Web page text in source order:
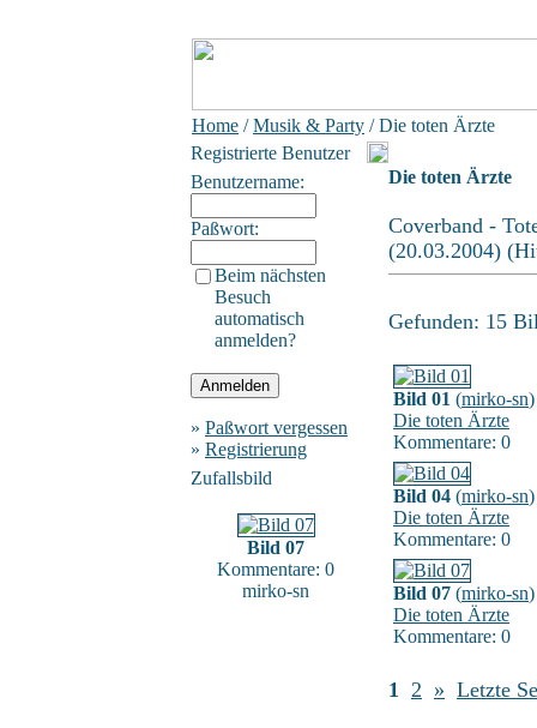
Home /Musik & Party / Die toten Ärzte
Registrierte Benutzer
Benutzername:
Paßwort:
Beim nächsten
Besuch
automatisch
anmelden?
» Paßwort vergessen
» Registrierung
Zufallsbild
Bild 07
Kommentare: 0
mirko-sn
Die toten Ärzte
Coverband -
(20.03.2004)
Gefunden: 15
Bild 01 (mirko-sn)
Die toten Ärzte
Kommentare: 0
Bild 04 (mirko-sn)
Die toten Ärzte
Kommentare: 0
Bild 07 (mirko-sn)
Die toten Ärzte
Kommentare: 0
1 2 » Letzte